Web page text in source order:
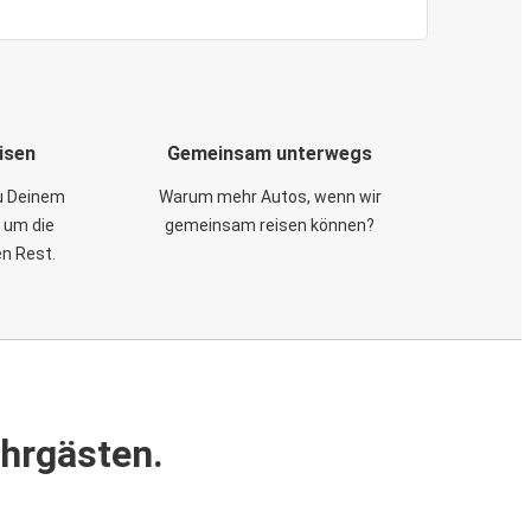
Deinem
die
Rest.
Gemeinsam unterwegs
Warum mehr Autos, wenn wir
gemeinsam reisen können?